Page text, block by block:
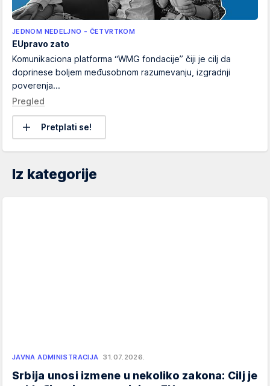
JEDNOM NEDELJNO - ČETVRTKOM
EUpravo zato
Komunikaciona platforma “WMG fondacije” čiji je cilj da
doprinese boljem međusobnom razumevanju, izgradnji
poverenja...
Pregled
Pretplati se!
Iz kategorije
JAVNA ADMINISTRACIJA 31.07.2026.
Srbija unosi izmene u nekoliko zakona: Cilj je